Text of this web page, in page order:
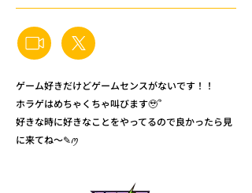
ゲーム好きだけどゲームセンスがないです！！
ホラゲはめちゃくちゃ叫びます🥹՞
好きな時に好きなことをやってるので良かったら見
に来てね〜✎️ꪑ